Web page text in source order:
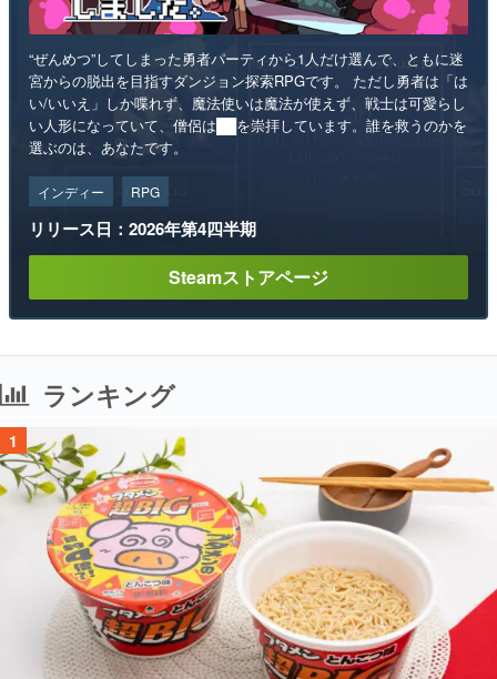
“ぜんめつ”してしまった勇者パーティから1人だけ選んで、ともに迷
宮からの脱出を目指すダンジョン探索RPGです。 ただし勇者は「は
い/いいえ」しか喋れず、魔法使いは魔法が使えず、戦士は可愛らし
い人形になっていて、僧侶は██を崇拝しています。誰を救うのかを
選ぶのは、あなたです。
インディー RPG
リリース日：2026年第4四半期
Steamストアページ
ランキング
1